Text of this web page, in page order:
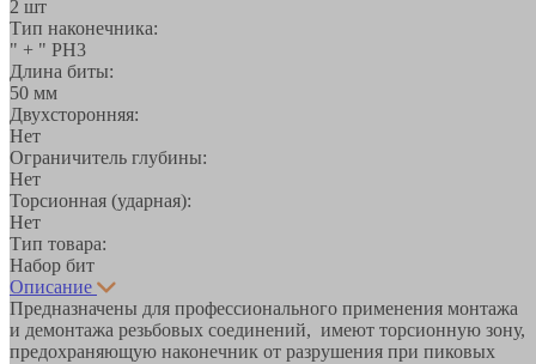
2 шт
Тип наконечника:
" + " PH3
Длина биты:
50 мм
Двухсторонняя:
Нет
Ограничитель глубины:
Нет
Торсионная (ударная):
Нет
Тип товара:
Набор бит
Описание
Предназначены для профессионального применения монтажа
и демонтажа резьбовых соединений, имеют торсионную зону,
предохраняющую наконечник от разрушения при пиковых